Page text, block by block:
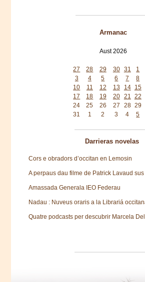
Armanac
Aust 2026
27
28 29 30 31 1
3
4 5 6 7 8
10
11 12 13 14 15
17
18 19 20 21 22
24
25 26 27 28 29
31
1 2 3 4 5
Darrieras novelas
Cors e obradors d’occitan en Lemosin
A perpaus dau filme de Patrick Lavaud
Amassada Generala IEO Federau
Nadau : Nuveus oraris a la Librariá
Quatre podcasts per descubrir Marcela